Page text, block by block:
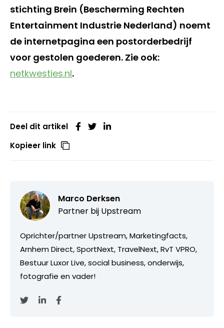
stichting Brein (Bescherming Rechten
Entertainment Industrie Nederland) noemt
de internetpagina een postorderbedrijf
voor gestolen goederen. Zie ook:
netkwesties.nl.
Deel dit artikel
Kopieer link
Marco Derksen
Partner bij Upstream
Oprichter/partner Upstream, Marketingfacts,
Arnhem Direct, SportNext, TravelNext, RvT VPRO,
Bestuur Luxor Live, social business, onderwijs,
fotografie en vader!